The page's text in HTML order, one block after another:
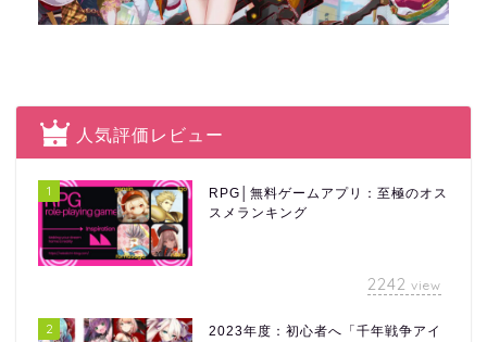
人気評価レビュー
1
RPG│無料ゲームアプリ：至極のオス
スメランキング
2242 view
2
2023年度：初心者へ「千年戦争アイ